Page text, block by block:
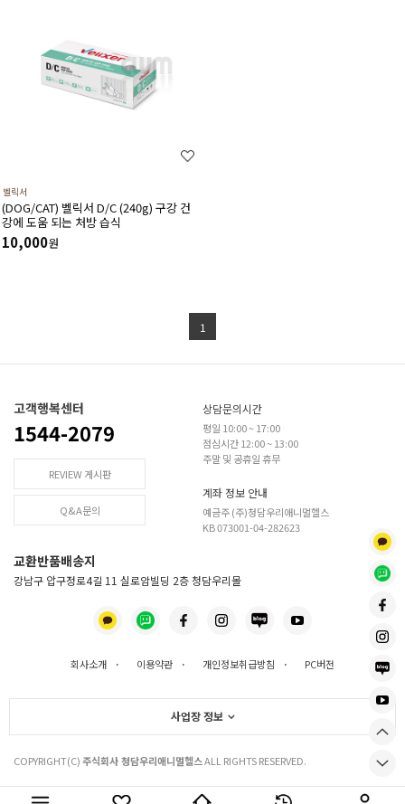
벨릭서
(DOG/CAT) 벨릭서 D/C (240g) 구강 건
강에 도움 되는 처방 습식
10,000원
1
고객행복센터
1544-2079
REVIEW 게시판
Q&A문의
상담문의시간
평일 10:00 ~ 17:00
점심시간 12:00 ~ 13:00
주말 및 공휴일 휴무
계좌 정보 안내
예금주 (주)청담우리애니멀헬스
KB 073001-04-282623
교환반품배송지
강남구 압구정로4길 11 실로암빌딩 2층 청담우리몰
회사소개 · 이용약관 · 개인정보취급방침 · PC버전
사업장 정보
COPYRIGHT(C)주식회사 청담우리애니멀헬스ALL RIGHTS RESERVED.